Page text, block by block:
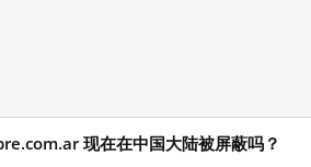
现在在中国大陆被屏蔽吗？